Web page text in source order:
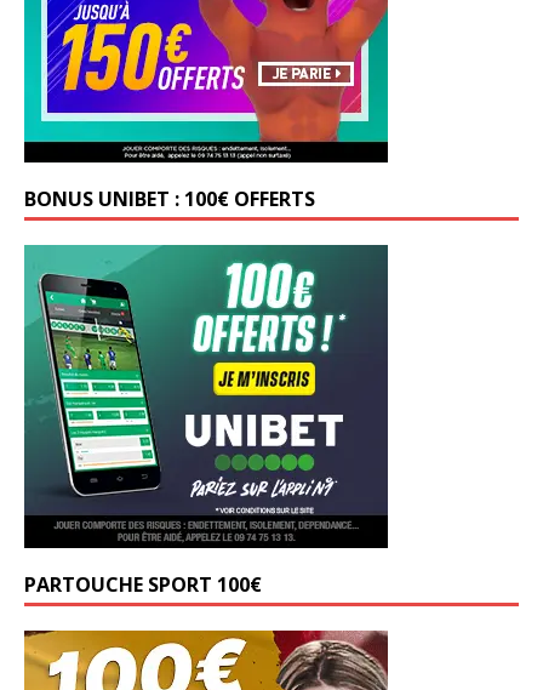
BONUS UNIBET : 100€ OFFERTS
PARTOUCHE SPORT 100€